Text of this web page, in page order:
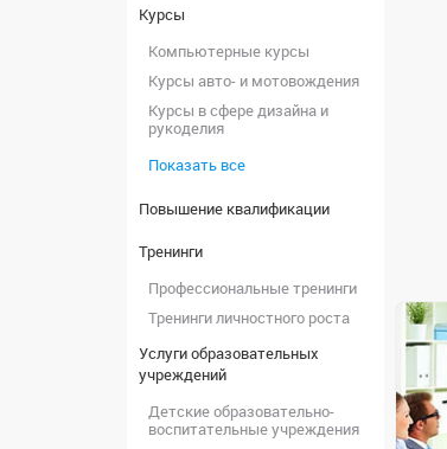
Курсы
Компьютерные курсы
Курсы авто- и мотовождения
Курсы в сфере дизайна и
рукоделия
Показать все
Повышение квалификации
Тренинги
Профессиональные тренинги
Тренинги личностного роста
Услуги образовательных
учреждений
Детские образовательно-
воспитательные учреждения